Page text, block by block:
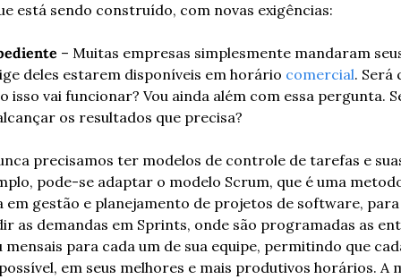
está sendo construído, com novas exigências:
– Muitas empresas simplesmente mandaram
deles estarem disponíveis em horário comercial. Será
isso vai funcionar? Vou ainda além com essa pergunta.
os resultados que precisa?
precisamos ter modelos de controle de tarefas e
pode-se adaptar o modelo Scrum, que é uma
gestão e planejamento de projetos de software,
as demandas em Sprints, onde são programadas as
para cada um de sua equipe, permitindo que
em seus melhores e mais produtivos horários. A